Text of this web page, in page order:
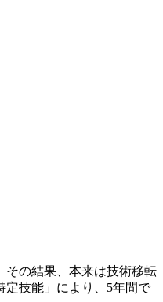
その結果、本来は技術移転
定技能」により、5年間で